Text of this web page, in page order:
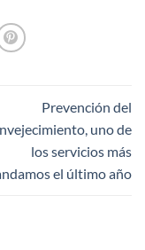
Prevención del
uno de
los servicios más
el último año